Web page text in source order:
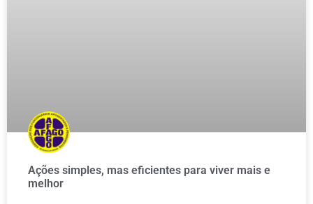
Ações simples, mas eficientes para viver mais e
melhor